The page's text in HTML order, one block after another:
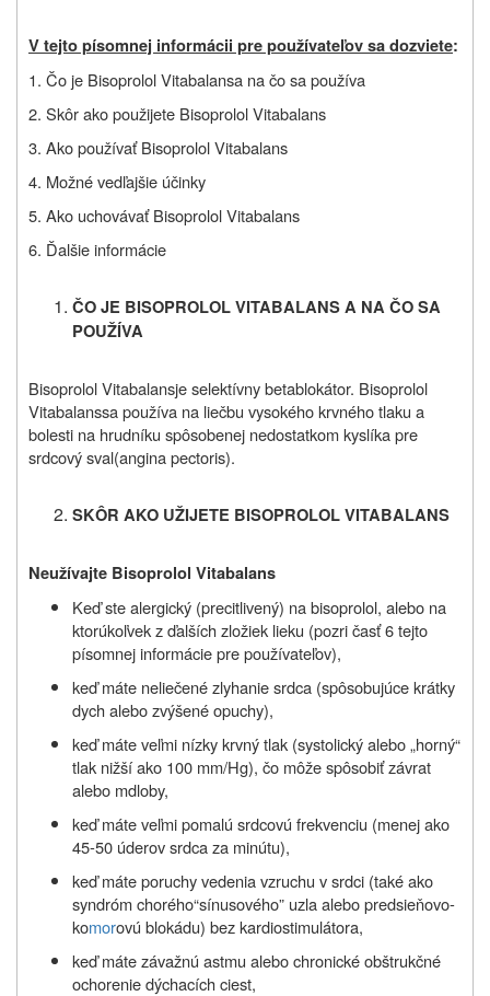
V tejto písomnej informácii pre používateľov sa dozviete:
1. Čo je Bisoprolol Vitabalansa na čo sa používa
2. Skôr ako použijete Bisoprolol Vitabalans
3. Ako používať Bisoprolol Vitabalans
4. Možné vedľajšie účinky
5. Ako uchovávať Bisoprolol Vitabalans
6. Ďalšie informácie
ČO JE BISOPROLOL VITABALANS A NA ČO SA
POUŽÍVA
Bisoprolol Vitabalansje selektívny betablokátor. Bisoprolol
Vitabalanssa používa na liečbu vysokého krvného tlaku a
bolesti na hrudníku spôsobenej nedostatkom kyslíka pre
srdcový sval(angina pectoris).
SKÔR AKO UŽIJETE BISOPROLOL VITABALANS
Neužívajte Bisoprolol Vitabalans
Keď ste alergický (precitlivený) nabisoprolol, alebo na
ktorúkoľvek z ďalších zložiek lieku (pozri časť 6 tejto
písomnej informácie pre používateľov),
keď máte neliečené zlyhanie srdca (spôsobujúce krátky
dych alebo zvýšené opuchy),
keď máte veľmi nízky krvný tlak (systolický alebo „horný“
tlak nižší ako 100 mm/Hg), čo môže spôsobiť závrat
alebo mdloby,
keď máte veľmi pomalú srdcovú frekvenciu (menej ako
45-50 úderov srdca za minútu),
keď máte poruchy vedenia vzruchu v srdci (také ako
syndróm chorého“sínusového” uzla alebo predsieňovo-
komorovú blokádu) bez kardiostimulátora,
keď máte závažnú astmu alebo chronické obštrukčné
ochorenie dýchacích ciest,